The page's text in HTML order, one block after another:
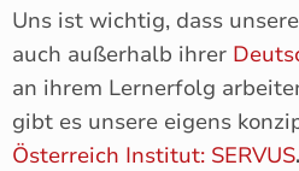
Uns ist wichtig, dass
auch außerhalb ihrer
an ihrem Lernerfolg
gibt es unsere eigens
Österreich Institut: SERVUS.